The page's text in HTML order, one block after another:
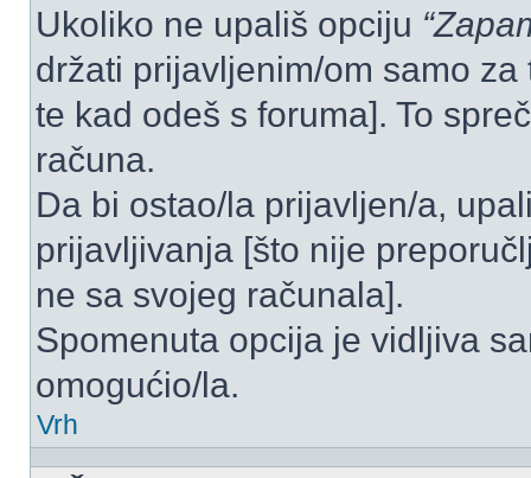
Ukoliko ne upališ opciju
držati prijavljenim/om samo
te kad odeš s foruma]. To
računa.
Da bi ostao/la prijavljen/a,
prijavljivanja [što nije
ne sa svojeg računala].
Spomenuta opcija je vidljiva
omogućio/la.
Vrh